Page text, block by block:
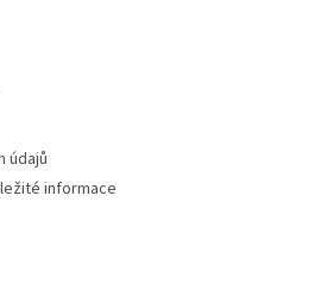
údajů
informace